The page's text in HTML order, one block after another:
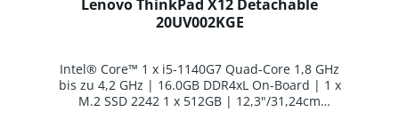
Lenovo ThinkPad X12 Detachable
20UV002KGE
Intel® Core™ 1 x i5-1140G7 Quad-Core 1,8 GHz
bis zu 4,2 GHz | 16.0GB DDR4xL On-Board | 1 x
M.2 SSD 2242 1 x 512GB | 12,3"/31,24cm